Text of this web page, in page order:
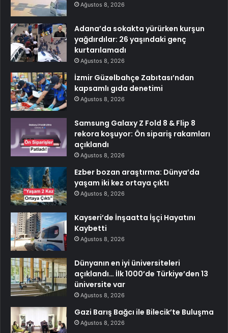
Ağustos 8, 2026
Adana’da sokakta yürürken kurşun
yağdırdılar: 26 yaşındaki genç
kurtarılamadı
Ağustos 8, 2026
İzmir Güzelbahçe Zabıtası’ndan
kapsamlı gıda denetimi
Ağustos 8, 2026
Samsung Galaxy Z Fold 8 & Flip 8
rekora koşuyor: Ön sipariş rakamları
açıklandı
Ağustos 8, 2026
Ezber bozan araştırma: Dünya’da
yaşam iki kez ortaya çıktı
Ağustos 8, 2026
Kayseri’de İnşaatta İşçi Hayatını
Kaybetti
Ağustos 8, 2026
Dünyanın en iyi üniversiteleri
açıklandı… İlk 1000’de Türkiye’den 13
üniversite var
Ağustos 8, 2026
Gazi Barış Bağcı ile Bilecik’te Buluşma
Ağustos 8, 2026